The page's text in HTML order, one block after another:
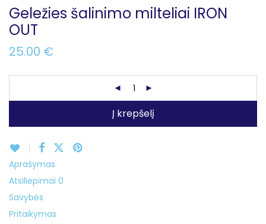
Geležies šalinimo milteliai IRON
OUT
25.00 €
Į krepšelį
Aprašymas
Atsiliepimai 0
Savybės
Pritaikymas